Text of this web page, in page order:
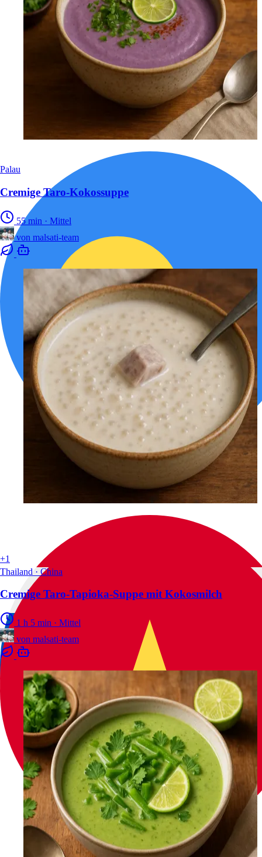
Palau
Cremige Taro-Kokossuppe
55 min · Mittel
von malsati-team
+1
Thailand · China
Cremige Taro-Tapioka-Suppe mit Kokosmilch
1 h 5 min · Mittel
von malsati-team